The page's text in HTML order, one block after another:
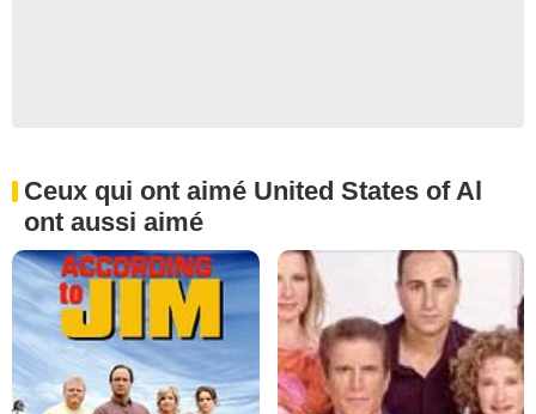
Ceux qui ont aimé United States of Al
ont aussi aimé